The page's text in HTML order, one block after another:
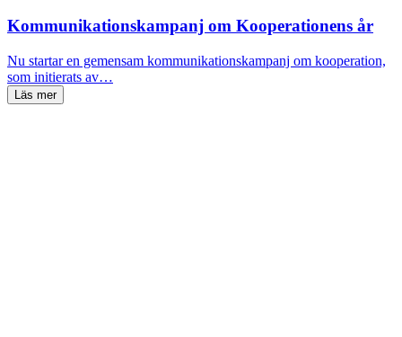
Kommunikationskampanj om Kooperationens år
Nu startar en gemensam kommunikationskampanj om kooperation,
som initierats av…
Läs mer